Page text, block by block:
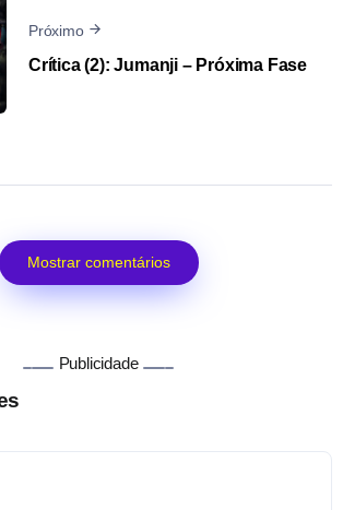
Próximo
Crítica (2): Jumanji – Próxima Fase
Mostrar comentários
Publicidade